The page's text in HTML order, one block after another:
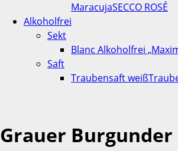
MaracujaSECCO ROSÉ
Alkoholfrei
Sekt
Blanc Alkoholfrei
Saft
Traubensaft weiß
Grauer